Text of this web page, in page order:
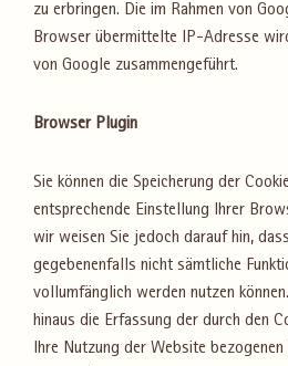
zu erbringen. Die im Rahmen von
Browser übermittelte IP-Adresse
von Google zusammengeführt.
Browser Plugin
Sie können die Speicherung der
entsprechende Einstellung Ihrer
wir weisen Sie jedoch darauf hin,
gegebenenfalls nicht sämtliche
vollumfänglich werden nutzen
hinaus die Erfassung der durch den
Ihre Nutzung der Website